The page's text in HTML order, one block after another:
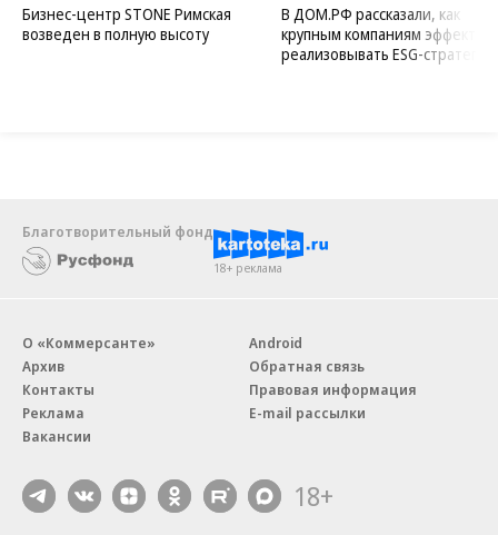
Бизнес-центр STONE Римская
возведен в полную высоту
В ДОМ.РФ рассказали, как
крупным компаниям
реализовывать ESG-стратегию
Благотворительный фонд
18+ реклама
О «Коммерсанте»
Архив
Контакты
Реклама
Вакансии
Android
Обратная связь
Правовая информация
E-mail рассылки
18+